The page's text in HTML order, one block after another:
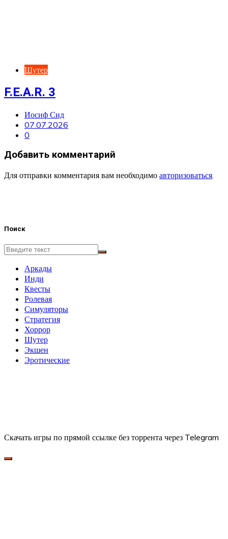
Шутер
F.E.A.R. 3
Иосиф Сид
07.07.2026
0
Добавить комментарий
Для отправки комментария вам необходимо авторизоваться.
Поиск
Аркады
Инди
Квесты
Ролевая
Симуляторы
Стратегия
Хоррор
Шутер
Экшен
Эротические
Скачать игры по прямой ссылке без торрента через Telegram